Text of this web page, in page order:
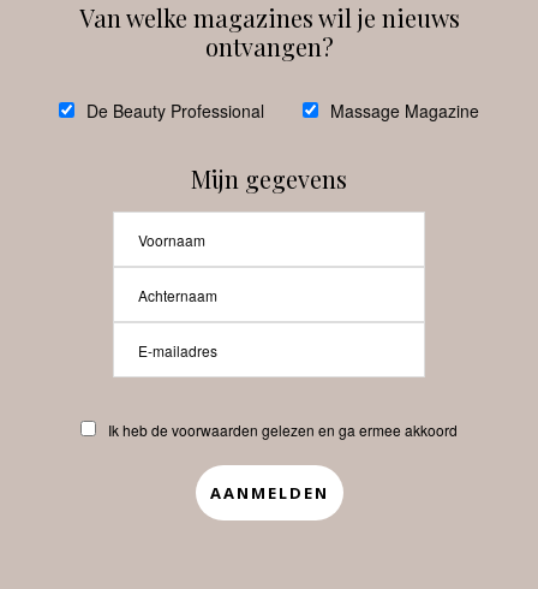
BEAUTY INNOVATIES &
WETENSCHAP BUSINESS HUID PROFESSIONELE
De kracht van het kleine
glazen flesje!
POSTED
ON
21 JANUARI, 2025
Van welke magazines wil je nieuws
ontvangen?
De Beauty Professional Massage Magazine
Mijn gegevens
Ik heb de voorwaarden gelezen en ga ermee akkoord